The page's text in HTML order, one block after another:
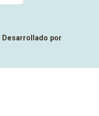
Desarrollado por